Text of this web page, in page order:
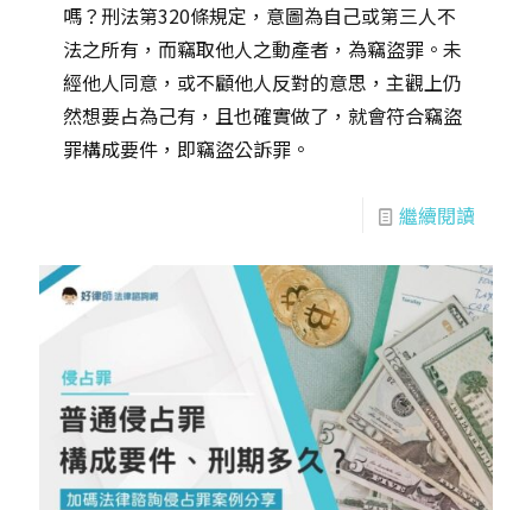
嗎？刑法第320條規定，意圖為自己或第三人不
法之所有，而竊取他人之動產者，為竊盜罪。未
經他人同意，或不顧他人反對的意思，主觀上仍
然想要占為己有，且也確實做了，就會符合竊盜
罪構成要件，即竊盜公訴罪。
繼續閱讀